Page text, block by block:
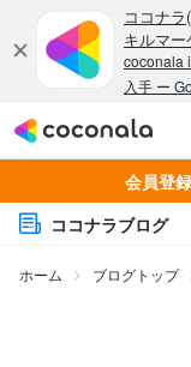
会員登
ココナラブログ
ホーム ブログトップ